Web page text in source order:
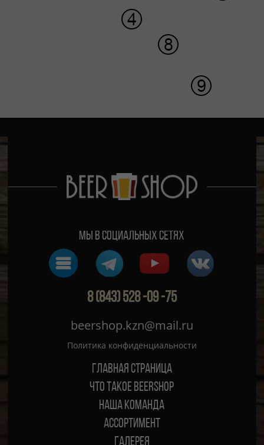
Мы в социальных сетях
8 (843) 528 -09 -75
beershop.kzn@mail.ru
Политика конфиденциальности
Главная страница
ЧТО ТАКОЕ BEERSHOP
Наша команда
Ассортимент